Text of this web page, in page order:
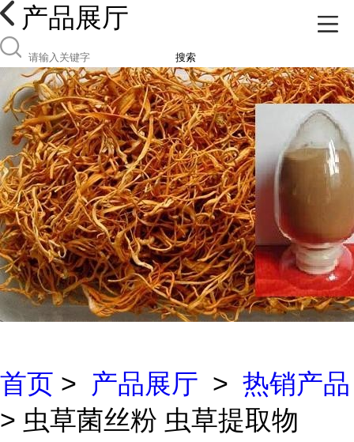
产品展厅
搜索
首页 > 产品展厅 > 热销产品
> 虫草菌丝粉 虫草提取物